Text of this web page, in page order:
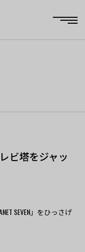
ビ塔をジャッ
SEVEN」をひっさげ